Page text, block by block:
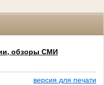
обзоры СМИ
версия для печати